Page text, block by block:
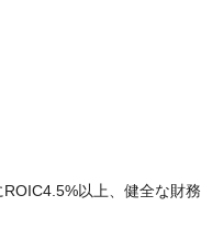
以上、健全な財務